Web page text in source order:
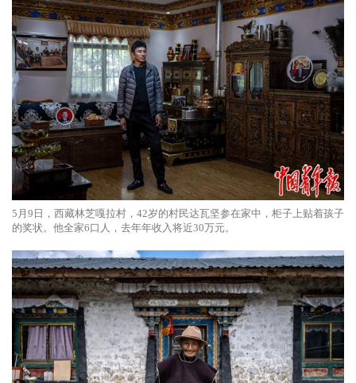
5月9日，西藏林芝嘎拉村，42岁的村民达瓦坚参在家中，柜子上贴着孩子
的奖状。他全家6口人，去年年收入将近30万元。